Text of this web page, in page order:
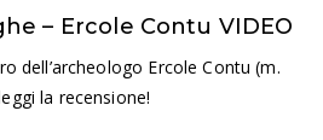
– Ercole Contu VIDEO
dell’archeologo Ercole Contu (m.
la recensione!